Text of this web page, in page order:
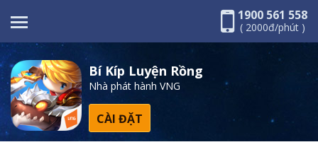
1900 561 558
( 2000đ/phút )
Bí Kíp Luyện Rồng
Nhà phát hành VNG
CÀI ĐẶT